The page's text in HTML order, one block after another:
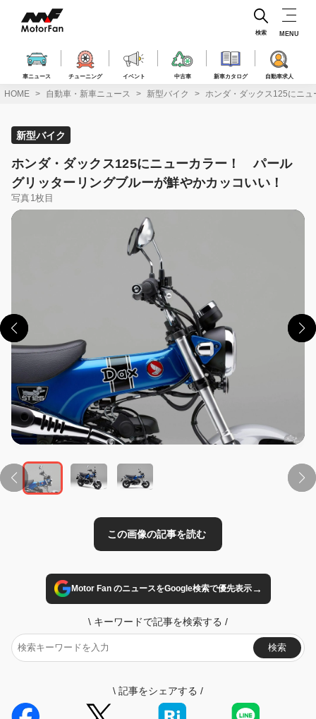
ス
車ニュース チューニング イベント 中古車 新車カタログ 自動車求人
検索 MENU
HOME 自動車・新車ニュース 新型バイク ホンダ・ダックス125にニ
新型バイク
ホンダ・ダックス125にニューカラー！ パール
グリッターリングブルーが鮮やかカッコいい！
写真1枚目
この画像の記事を読む
Motor Fan のニュースをGoogle検索で優先表示→
\ キーワードで記事を検索する /
検索
\ 記事をシェアする /